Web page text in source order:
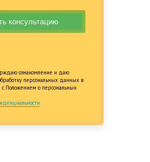
ознакомление и даю
персональных данных в
с Положением о персональных